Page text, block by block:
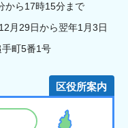
から17時15分まで
月29日から翌年1月3日
町5番1号
区役所案内